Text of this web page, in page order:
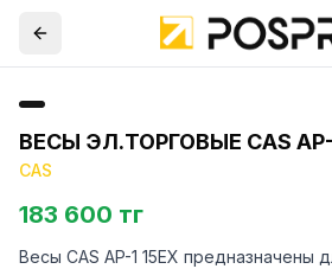
ВЕСЫ ЭЛ.ТОРГОВЫЕ CAS AP-
CAS
183 600 тг
Весы CAS AP-1 15EX предназначены